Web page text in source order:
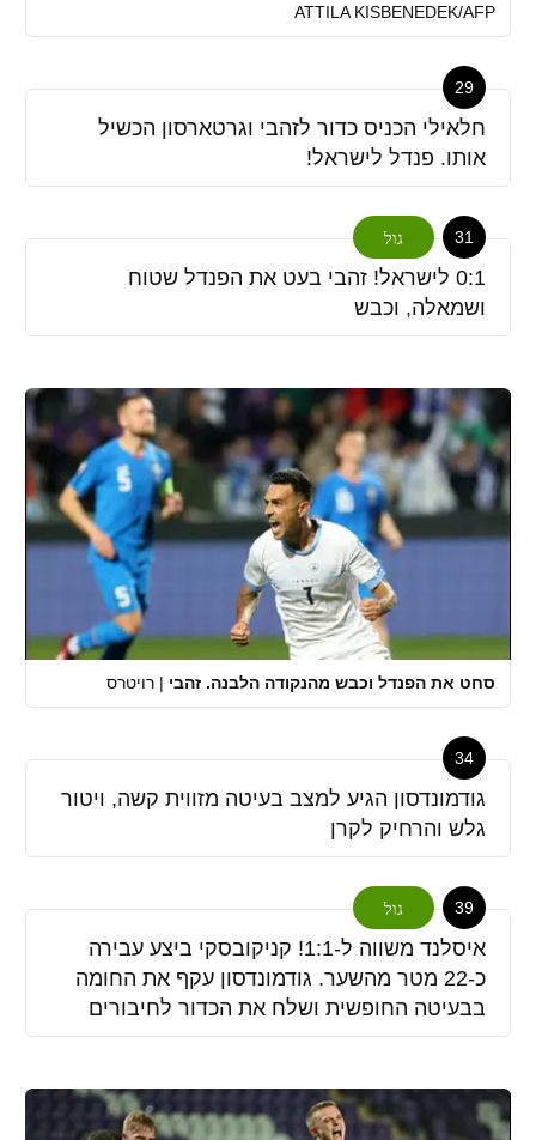
ATTILA KISBENEDEK/AFP
29
חלאילי הכניס כדור לזהבי וגרטארסון הכשיל
אותו. פנדל לישראל!
31 גול
0:1 לישראל! זהבי בעט את הפנדל שטוח
ושמאלה, וכבש
סחט את הפנדל וכבש מהנקודה הלבנה. זהבי | רויטרס
34
גודמונדסון הגיע למצב בעיטה מזווית קשה, ויטור
גלש והרחיק לקרן
39 גול
איסלנד משווה ל-1:1! קניקובסקי ביצע עבירה
כ-22 מטר מהשער. גודמונדסון עקף את החומה
בבעיטה החופשית ושלח את הכדור לחיבורים